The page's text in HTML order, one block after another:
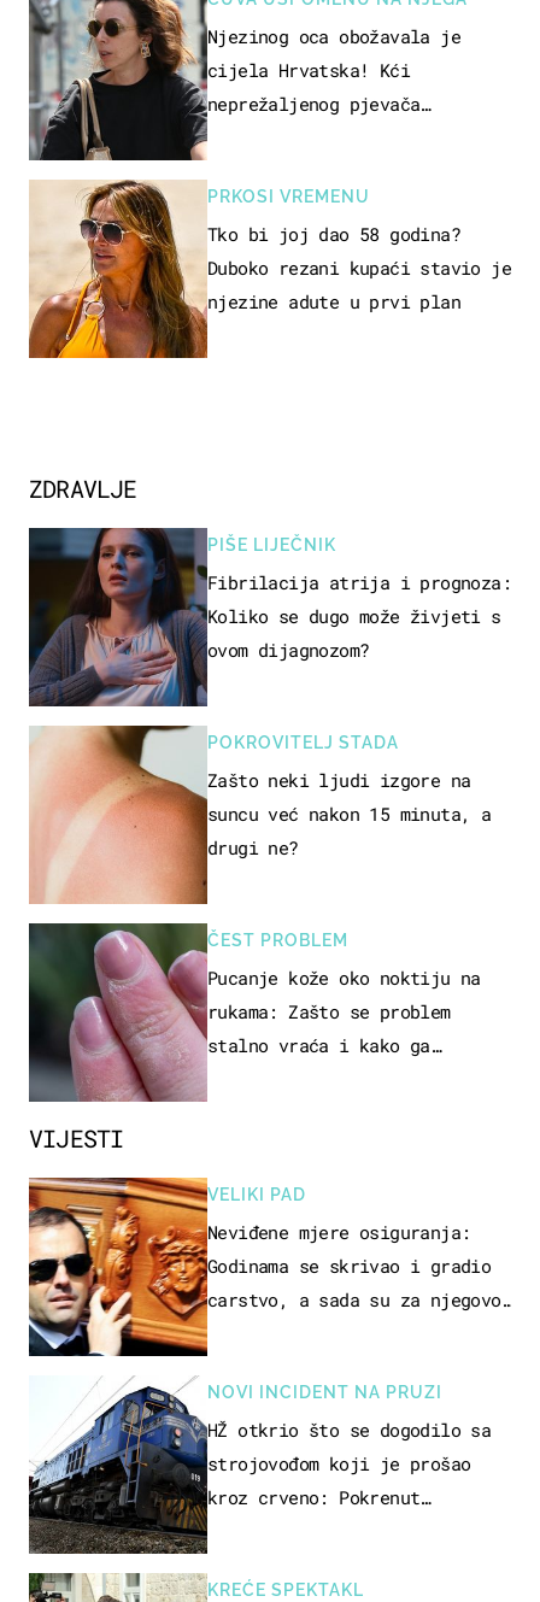
VIJESTI
VELIKI PAD
Neviđene mjere osiguranja:
Godinama se skrivao i gradio
carstvo, a sada su za njegovo
NOVI INCIDENT NA PRUZI
HŽ otkrio što se dogodilo sa
strojovođom koji je prošao
kroz crveno: Pokrenut
KREĆE SPEKTAKL
Njezinog oca obožavala je
cijela Hrvatska! Kći
neprežaljenog pjevača
PRKOSI VREMENU
Tko bi joj dao 58 godina?
Duboko rezani kupaći stavio je
njezine adute u prvi plan
ZDRAVLJE
PIŠE LIJEČNIK
Fibrilacija atrija i prognoza:
Koliko se dugo može živjeti s
ovom dijagnozom?
POKROVITELJ STADA
Zašto neki ljudi izgore na
suncu već nakon 15 minuta, a
drugi ne?
ČEST PROBLEM
Pucanje kože oko noktiju na
rukama: Zašto se problem
stalno vraća i kako ga